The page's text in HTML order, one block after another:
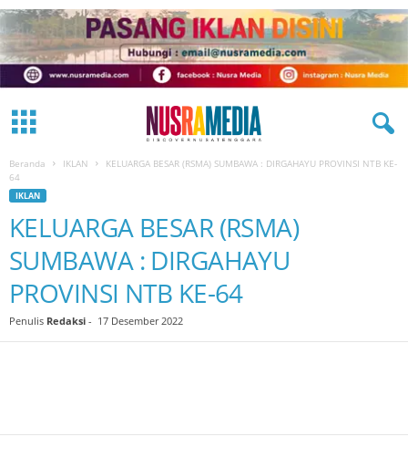
Beranda IKLAN
KELUARGA BESAR (RSMA) SUMBAWA : DIRGAHAYU PROVINSI NTB KE-
64
IKLAN
KELUARGA BESAR (RSMA)
SUMBAWA : DIRGAHAYU
PROVINSI NTB KE-64
Penulis Redaksi - 17 Desember 2022